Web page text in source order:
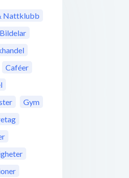
Nattklubb
Bildelar
Caféer
Gym